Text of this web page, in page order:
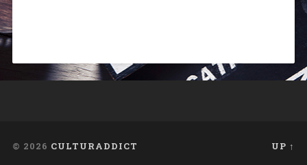
© 2026 CULTURADDICT UP ↑